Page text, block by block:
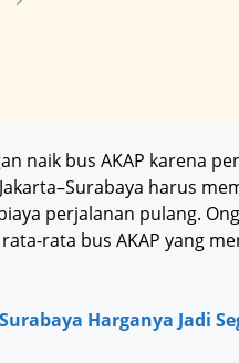
naik bus AKAP karena
harus
perjalanan pulang.
rata bus AKAP yang
Harganya Jadi